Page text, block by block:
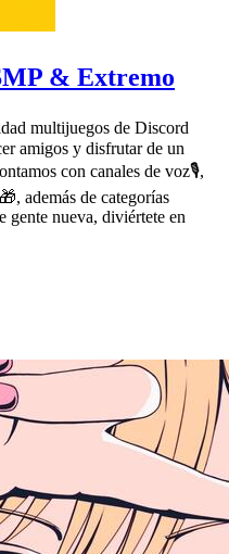
& Extremo
multijuegos de Discord
amigos y disfrutar de un
con canales de voz🎙,
además de categorías
gente nueva, diviértete en